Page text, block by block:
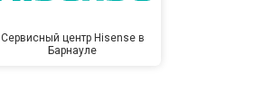
Сервисный центр Hisense в
Барнауле